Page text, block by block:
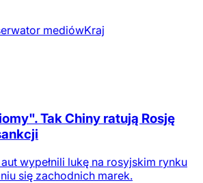
mediówKraj
Tak Chiny ratują Rosję
wypełnili lukę na rosyjskim rynku
się zachodnich marek.